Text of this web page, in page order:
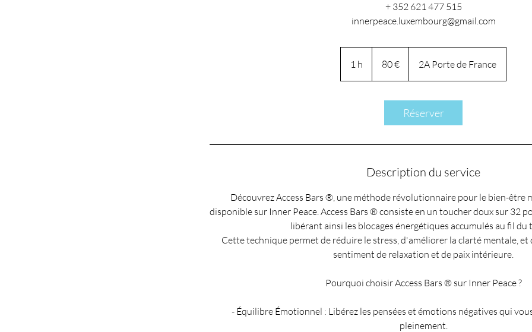
+ 352 621 477 515
innerpeace.luxembourg@gmail.com
1 h 80 € 2A Porte de France
Réserver
Description du service
Découvrez Access Bars ®, une méthode révolutionnaire pour le bien-être
disponible sur Inner Peace. Access Bars ® consiste en un toucher doux sur 32
libérant ainsi les blocages énergétiques accumulés au fil du
Cette technique permet de réduire le stress, d'améliorer la clarté mentale,
sentiment de relaxation et de paix intérieure.
Pourquoi choisir Access Bars ® sur Inner Peace ?
- Équilibre Émotionnel : Libérez les pensées et émotions négatives qui
pleinement.